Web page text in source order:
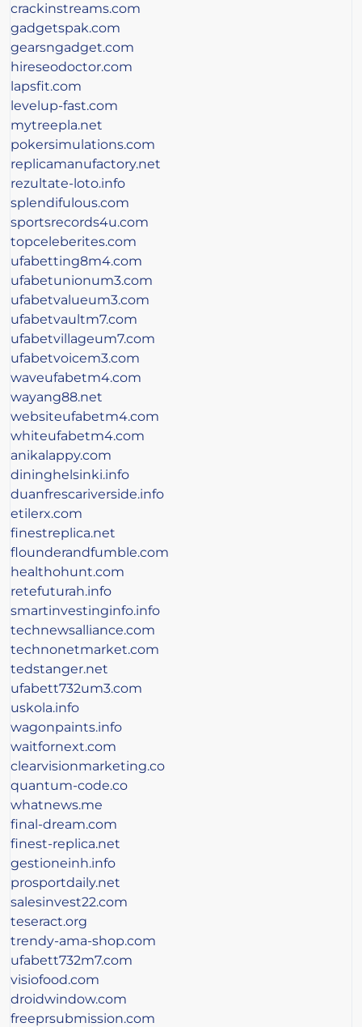
crackinstreams.com
gadgetspak.com
gearsngadget.com
hireseodoctor.com
lapsfit.com
levelup-fast.com
mytreepla.net
pokersimulations.com
replicamanufactory.net
rezultate-loto.info
splendifulous.com
sportsrecords4u.com
topceleberites.com
ufabetting8m4.com
ufabetunionum3.com
ufabetvalueum3.com
ufabetvaultm7.com
ufabetvillageum7.com
ufabetvoicem3.com
waveufabetm4.com
wayang88.net
websiteufabetm4.com
whiteufabetm4.com
anikalappy.com
dininghelsinki.info
duanfrescariverside.info
etilerx.com
finestreplica.net
flounderandfumble.com
healthohunt.com
retefuturah.info
smartinvestinginfo.info
technewsalliance.com
technonetmarket.com
tedstanger.net
ufabett732um3.com
uskola.info
wagonpaints.info
waitfornext.com
clearvisionmarketing.co
quantum-code.co
whatnews.me
final-dream.com
finest-replica.net
gestioneinh.info
prosportdaily.net
salesinvest22.com
teseract.org
trendy-ama-shop.com
ufabett732m7.com
visiofood.com
droidwindow.com
freeprsubmission.com